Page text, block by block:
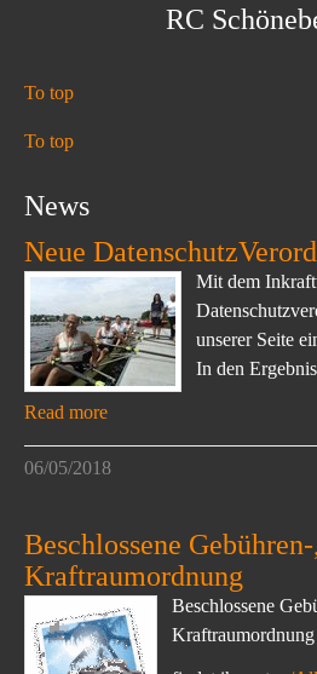
RC
To top
To top
News
Neue
Mit dem
unserer Seite
In den
Read more
06/05/2018
Beschlossene
Kraftraumordnung
Beschlossene
Kraftraumordnung